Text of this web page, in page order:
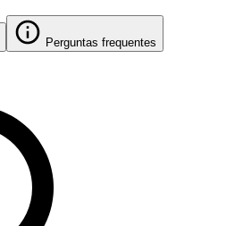
Perguntas frequentes